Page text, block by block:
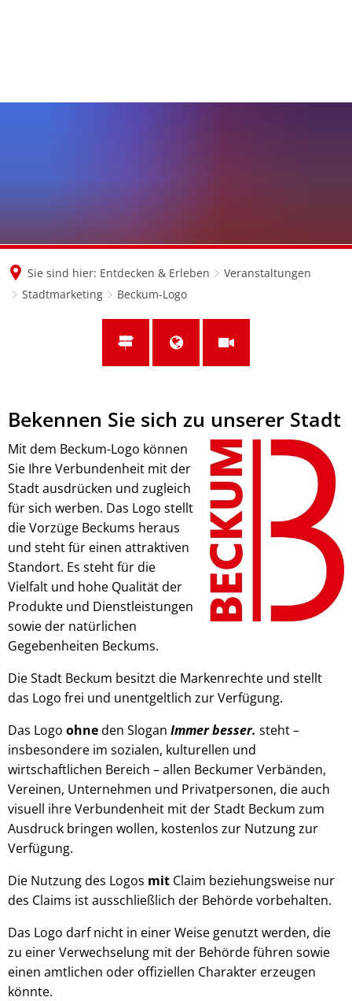
de
Sie sind hier: Entdecken & Erleben
Veranstaltungen
Stadtmarketing
Beckum-Logo
Bekennen Sie sich zu unserer Stadt
Mit dem Beckum-Logo können
Sie Ihre Verbundenheit mit der
Stadt ausdrücken und zugleich
für sich werben. Das Logo stellt
die Vorzüge Beckums heraus
und steht für einen attraktiven
Standort. Es steht für die
Vielfalt und hohe Qualität der
Produkte und Dienstleistungen
sowie der natürlichen
Gegebenheiten Beckums.
Die Stadt Beckum besitzt die Markenrechte und stellt
das Logo frei und unentgeltlich zur Verfügung.
Das Logo ohneden Slogan Immer besser. steht –
insbesondere im sozialen, kulturellen und
wirtschaftlichen Bereich – allen Beckumer Verbänden,
Vereinen, Unternehmen und Privatpersonen, die auch
visuell ihre Verbundenheit mit der Stadt Beckum zum
Ausdruck bringen wollen, kostenlos zur Nutzung zur
Verfügung.
Die Nutzung des Logos mit Claim beziehungsweise nur
des Claims ist ausschließlich der Behörde vorbehalten.
Das Logo darf nicht in einer Weise genutzt werden, die
zu einer Verwechselung mit der Behörde führen sowie
einen amtlichen oder offiziellen Charakter erzeugen
könnte.